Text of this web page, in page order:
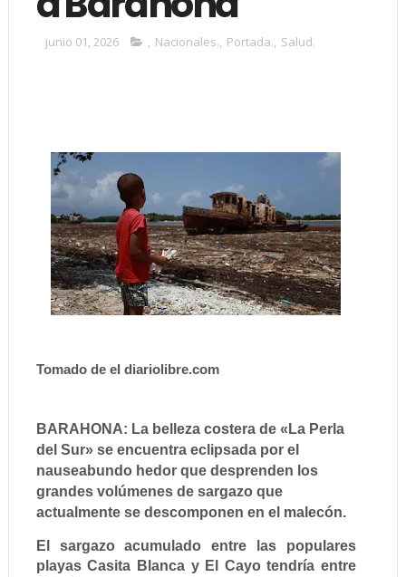
junio 01, 2026 , Nacionales., Portada., Salud.
Tomado de el diariolibre.com
BARAHONA: La belleza costera de «La Perla
del Sur» se encuentra eclipsada por el
nauseabundo hedor que desprenden los
grandes volúmenes de sargazo que
actualmente se descomponen en el malecón.
El sargazo acumulado entre las populares
playas Casita Blanca y El Cayo tendría entre